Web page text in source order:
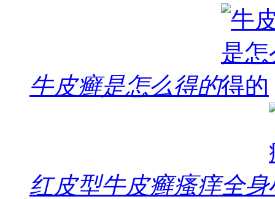
牛皮癣是怎么得的
红皮型牛皮癣瘙痒全身